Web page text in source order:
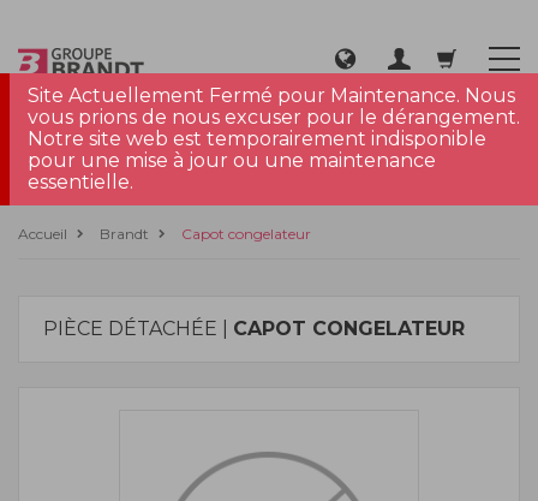
Site Actuellement Fermé pour Maintenance. Nous
vous prions de nous excuser pour le dérangement.
Notre site web est temporairement indisponible
pour une mise à jour ou une maintenance
essentielle.
Accueil Brandt Capot congelateur
PIÈCE DÉTACHÉE | CAPOT CONGELATEUR